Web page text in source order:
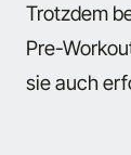
Trotzdem
Pre-
sie auch